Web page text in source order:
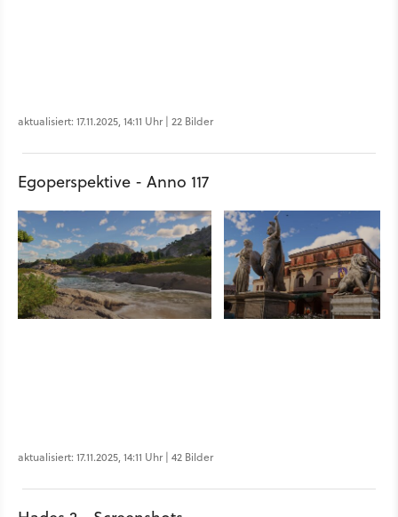
aktualisiert: 17.11.2025, 14:11 Uhr | 22 Bilder
Egoperspektive - Anno 117
aktualisiert: 17.11.2025, 14:11 Uhr | 42 Bilder